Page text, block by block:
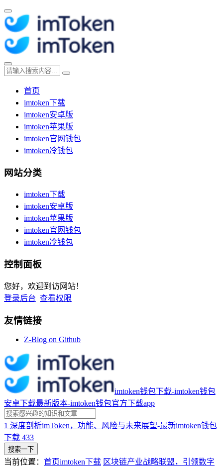
首页
imtoken下载
imtoken安卓版
imtoken苹果版
imtoken官网钱包
imtoken冷钱包
网站分类
imtoken下载
imtoken安卓版
imtoken苹果版
imtoken官网钱包
imtoken冷钱包
控制面板
您好，欢迎到访网站！
登录后台 查看权限
友情链接
Z-Blog on Github
imtoken钱包下载-imtoken钱包
安卓下载最新版本-imtoken钱包官方下载app
1 深度剖析imToken，功能、风险与未来展望-最新imtoken钱包
下载 433
搜索一下
当前位置： 首页imtoken下载 区块链产业战略联盟，引领数字